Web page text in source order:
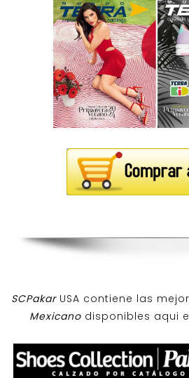
SCPakar USA contiene las
Mexicanodisponibles aqui